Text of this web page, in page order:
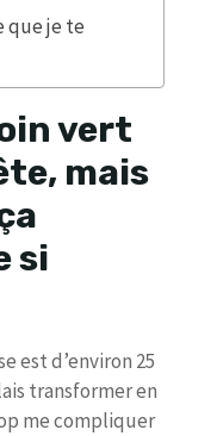
que je te
vert
mais
si
est d’environ 25
transformer en
me compliquer